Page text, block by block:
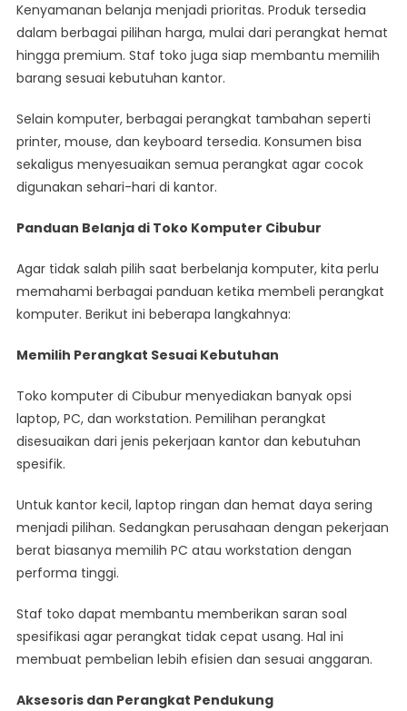
Untuk
Kebutuhan
Kantor
Kenyamanan belanja menjadi prioritas. Produk tersedia
dalam berbagai pilihan harga, mulai dari perangkat hemat
hingga premium. Staf toko juga siap membantu memilih
barang sesuai kebutuhan kantor.
Selain komputer, berbagai perangkat tambahan seperti
printer, mouse, dan keyboard tersedia. Konsumen bisa
sekaligus menyesuaikan semua perangkat agar cocok
digunakan sehari-hari di kantor.
Panduan Belanja di Toko Komputer Cibubur
Agar tidak salah pilih saat berbelanja komputer, kita perlu
memahami berbagai panduan ketika membeli perangkat
komputer. Berikut ini beberapa langkahnya:
Memilih Perangkat Sesuai Kebutuhan
Toko komputer di Cibubur menyediakan banyak opsi
laptop, PC, dan workstation. Pemilihan perangkat
disesuaikan dari jenis pekerjaan kantor dan kebutuhan
spesifik.
Untuk kantor kecil, laptop ringan dan hemat daya sering
menjadi pilihan. Sedangkan perusahaan dengan pekerjaan
berat biasanya memilih PC atau workstation dengan
performa tinggi.
Staf toko dapat membantu memberikan saran soal
spesifikasi agar perangkat tidak cepat usang. Hal ini
membuat pembelian lebih efisien dan sesuai anggaran.
Aksesoris dan Perangkat Pendukung